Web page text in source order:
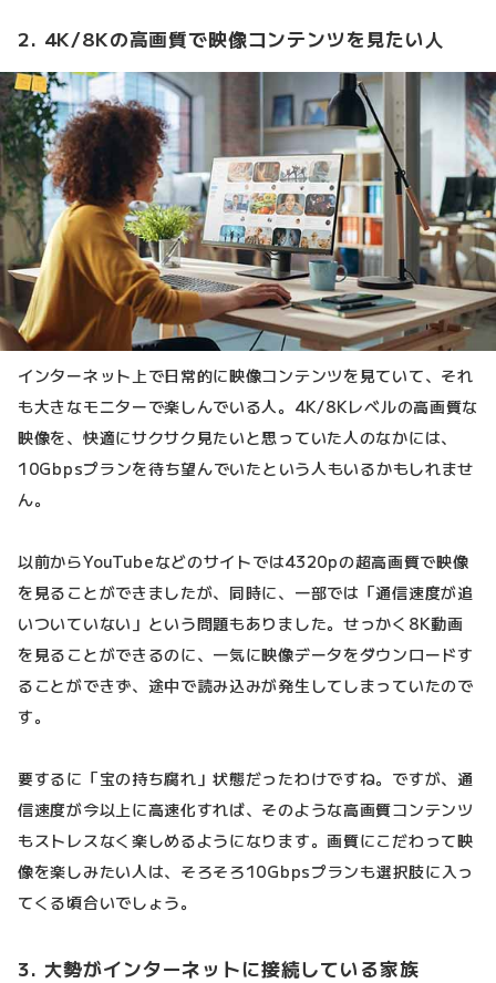
2. 4K/8Kの高画質で映像コンテンツを見たい人
インターネット上で日常的に映像コンテンツを見ていて、それ
も大きなモニターで楽しんでいる人。4K/8Kレベルの高画質な
映像を、快適にサクサク見たいと思っていた人のなかには、
10Gbpsプランを待ち望んでいたという人もいるかもしれませ
ん。
以前からYouTubeなどのサイトでは4320pの超高画質で映像
を見ることができましたが、同時に、一部では「通信速度が追
いついていない」という問題もありました。せっかく8K動画
を見ることができるのに、一気に映像データをダウンロードす
ることができず、途中で読み込みが発生してしまっていたので
す。
要するに「宝の持ち腐れ」状態だったわけですね。ですが、通
信速度が今以上に高速化すれば、そのような高画質コンテンツ
もストレスなく楽しめるようになります。画質にこだわって映
像を楽しみたい人は、そろそろ10Gbpsプランも選択肢に入っ
てくる頃合いでしょう。
3. 大勢がインターネットに接続している家族